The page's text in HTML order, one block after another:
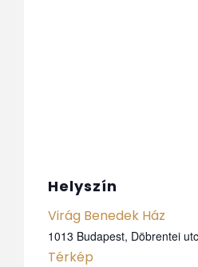
Helyszín
Virág Benedek Ház
1013 Budapest, Döbrentei
Térkép